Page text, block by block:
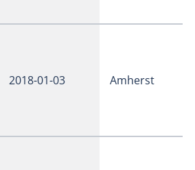
2018-01-03 Amherst